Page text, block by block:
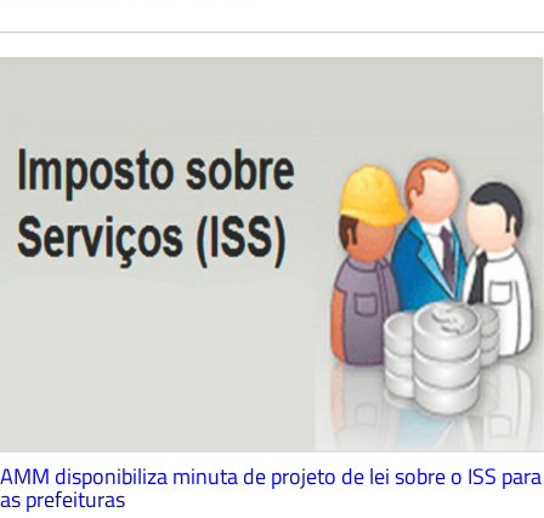
AMM disponibiliza minuta de projeto de lei sobre o ISS para
as prefeituras